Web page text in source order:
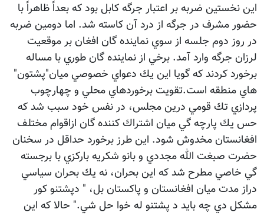
اين نخستين ضربه بر اعتبار جرگه كابل بود كه بعداً ظاهراً با
حضور مشرف در جرگه از درد آن كاسته شد. اما دومين ضربه
در روز دوم جلسه از سوي نماينده گان افغان بر موقعيت
لرزان جرگه وارد آمد. برخي از نماينده گان طوري با مساله
برخورد كردند كه گويا اين يك دعواي خصوصي ميان"پشتون"
هاي منطقه است.تقويت برخوردهاي محلي و چهارچوب
پردازي تك قومي درين مجلس، در نفس خود سبب شد كه
حس يك پارچه گي ميان اشتراك كننده گان ازاقوام مختلف
افغانستان مخدوش شود. اين طرز برخورد حداقل در سخنان
حضرت صبغت الله مجددي و بانو شكريه باركزي با برجسته
گي خاصي مطرح شد كه اين بحران، نه يك بحران سياسي
دراز مدت ميان افغانستان و پاكستان بل، " دپشتنو كور
مشكل دي چه بايد د پشتنو له خوا حل شي." حالا كه اين